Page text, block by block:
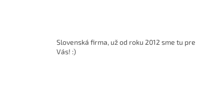
Slovenská firma, už od roku 2012 sme tu pre
Vás! :)